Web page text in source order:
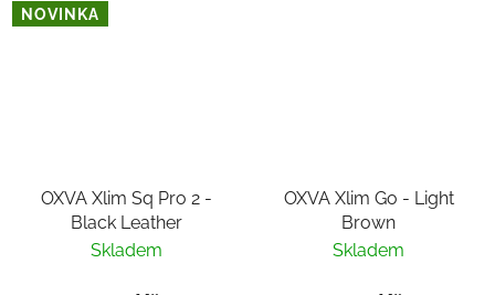
NOVINKA
OXVA Xlim Sq Pro 2 -
Black Leather
Skladem
OXVA Xlim Go - Light
Brown
Skladem